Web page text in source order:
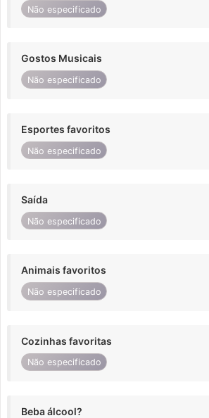
Não especificado
Gostos Musicais
Não especificado
Esportes favoritos
Não especificado
Saída
Não especificado
Animais favoritos
Não especificado
Cozinhas favoritas
Não especificado
Beba álcool?